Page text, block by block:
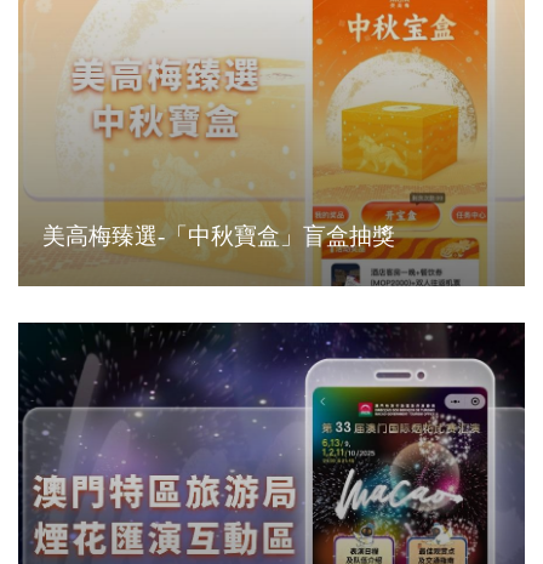
美高梅臻選-「中秋寶盒」盲盒抽獎